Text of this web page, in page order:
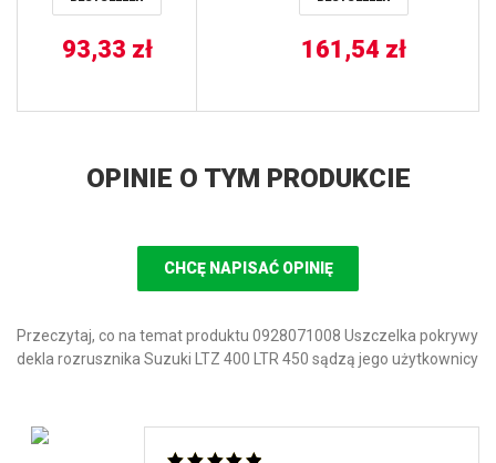
LTV 700) GALFER
93,33 zł 161,54 zł
OPINIE O TYM PRODUKCIE
CHCĘ NAPISAĆ OPINIĘ
Przeczytaj, co na temat produktu 0928071008 Uszczelka pokrywy
dekla rozrusznika Suzuki LTZ 400 LTR 450 sądzą jego użytkownicy